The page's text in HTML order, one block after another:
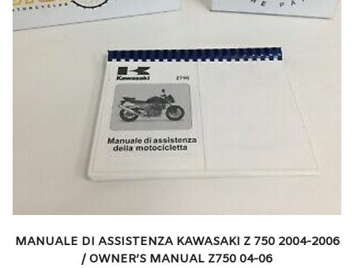
MANUALE DI ASSISTENZA KAWASAKI Z 750 2004-2006
/ OWNER’S MANUAL Z750 04-06